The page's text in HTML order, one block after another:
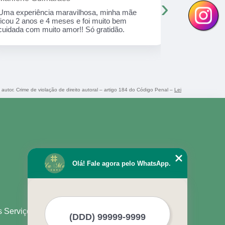
experiência maravilhosa, minha mãe
2 anos e 4 meses e foi muito bem
com muito amor!! Só gratidão.
Local
carinho,
›
Crime de violação de direito autoral – artigo 184 do Código Penal – Lei
Serviços
Olá! Fale agora pelo WhatsApp.